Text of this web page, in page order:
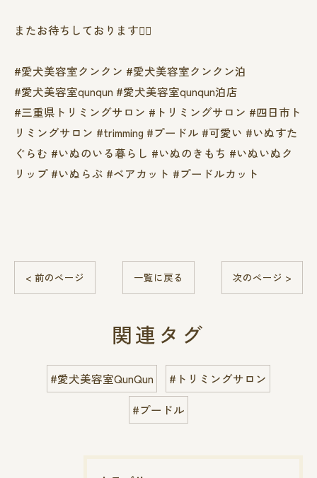
またお待ちしております❤️‍🔥
#愛犬美容室クンクン #愛犬美容室クンクン泊
#愛犬美容室qunqun #愛犬美容室qunqun泊店
#三重県トリミングサロン #トリミングサロン #四日市ト
リミングサロン #trimming #プードル #可愛い #いぬすた
ぐらむ #いぬのいる暮らし #いぬのきもち #いぬいぬク
リップ #いぬらぶ #ベアカット #プードルカット
< 前のページ 一覧に戻る 次のページ >
関連タグ
#愛犬美容室QunQun
#トリミングサロン
#プードル